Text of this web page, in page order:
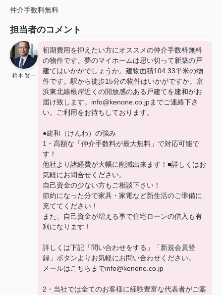
仲介手数料無料
担当者のコメント
鈴木 賢一
初期費用を抑えたい方にオススメの仲介手数料無料
の物件です。夢のマイホームは思い切って新築の戸
建てはいかがでしょうか。建物面積104.33平米の物
件です。駅から徒歩15分の物件はいかがですか。京
浜東北線根岸近くの開放感のある戸建てを建和がお
届け致します。info@kenone.co.jpまでご連絡下さ
い。ご利用をお待ちしております。
●建和（けんわ）の強み
1・高額な「仲介手数料が最大無料」で対応可能で
す！
他社より諸経費が大幅に削減出来ます！■詳しくはお
気軽にお問合せください。
自己資金の少ない方もご相談下さい！
節約になった分で家具・家電など新生活のご準備に
充ててください！
また、自己資金が増える事で住宅ローンの借入も有
利になります！
詳しくは下記「問い合わせをする」「新規会員登
録」ボタンよりお気軽にお問い合わせください。
メールはこちらまでinfo@kenone.co.jp
2・当社では全てのお客様に経験豊富な代表者がご案